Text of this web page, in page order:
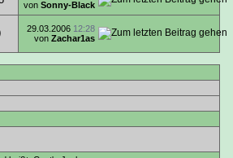
von Sonny-Black
29.03.2006 12:28
von Zachar1as